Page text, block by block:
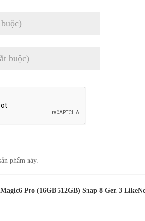
60fps, 1080p@30/60/120/240fps, gyro-
Wi-Fi 7; BT 5.3, aptX HD; NFC; Cổng hồng
mặt sau bằng kính với hiệu ứng sa tanh khá
bản mặt sau giả da màu tím, có họa tiết tương
phẩm này.
Pro (16GB|512GB) Snap 8 Gen 3